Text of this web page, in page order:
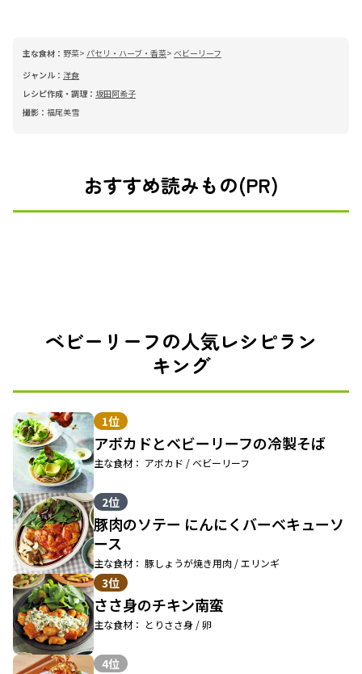
主な食材： 野菜 パセリ・ハーブ・香菜 ベビーリーフ
ジャンル： 洋食
レシピ作成・調理： 坂田阿希子
撮影： 福尾美雪
おすすめ読みもの(PR)
ベビーリーフの人気レシピラン
キング
1位
アボカドとベビーリーフの冷製そば
主な食材： アボカド / ベビーリーフ
2位
豚肉のソテー にんにくバーベキューソ
ース
主な食材： 豚しょうが焼き用肉 / エリンギ
3位
ささ身のチキン南蛮
主な食材： とりささ身 / 卵
4位